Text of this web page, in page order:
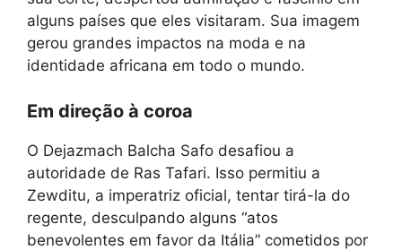
alguns países que eles visitaram. Sua imagem
gerou grandes impactos na moda e na
identidade africana em todo o mundo.
Em direção à coroa
O Dejazmach Balcha Safo desafiou a
autoridade de Ras Tafari. Isso permitiu a
Zewditu, a imperatriz oficial, tentar tirá-la do
regente, desculpando alguns “atos
benevolentes em favor da Itália” cometidos por